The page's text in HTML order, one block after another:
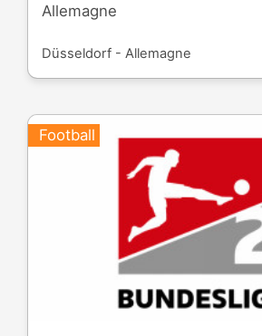
Allemagne
Düsseldorf - Allemagne
Football